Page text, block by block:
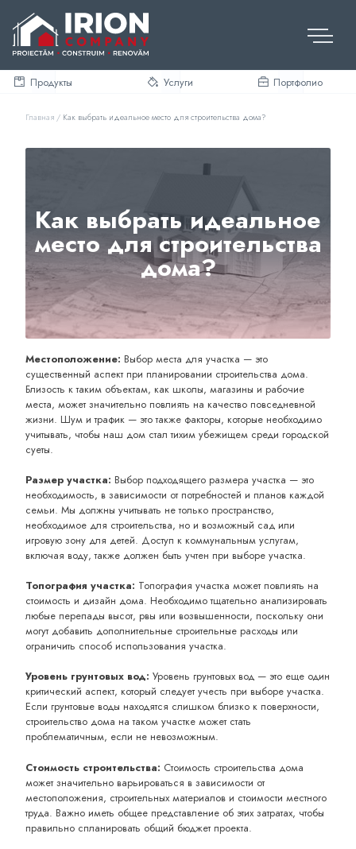
content
Продукты Услуги Портфолио
Главная / Как выбрать идеальное место для строительства дома?
Как выбрать идеальное
место для строительства
дома?
Местоположение: Выбор места для участка — это
существенный аспект при планировании строительства дома.
Близость к таким объектам, как школы, магазины и рабочие
места, может значительно повлиять на качество повседневной
жизни. Шум и трафик — это также факторы, которые необходимо
учитывать, чтобы наш дом стал тихим убежищем среди городской
суеты.
Размер участка: Выбор подходящего размера участка — это
необходимость, в зависимости от потребностей и планов каждой
семьи. Мы должны учитывать не только пространство,
необходимое для строительства, но и возможный сад или
игровую зону для детей. Доступ к коммунальным услугам,
включая воду, также должен быть учтен при выборе участка.
Топография участка: Топография участка может повлиять на
стоимость и дизайн дома. Необходимо тщательно анализировать
любые перепады высот, рвы или возвышенности, поскольку они
могут добавить дополнительные строительные расходы или
ограничить способ использования участка.
Уровень грунтовых вод: Уровень грунтовых вод — это еще один
критический аспект, который следует учесть при выборе участка.
Если грунтовые воды находятся слишком близко к поверхности,
строительство дома на таком участке может стать
проблематичным, если не невозможным.
Стоимость строительства: Стоимость строительства дома
может значительно варьироваться в зависимости от
местоположения, строительных материалов и стоимости местного
труда. Важно иметь общее представление об этих затратах, чтобы
правильно спланировать общий бюджет проекта.